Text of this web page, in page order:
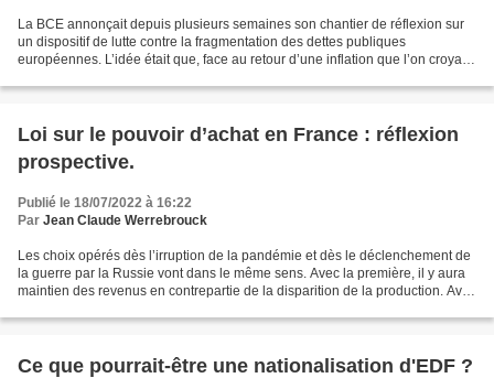
La BCE annonçait depuis plusieurs semaines son chantier de réflexion sur
un dispositif de lutte contre la fragmentation des dettes publiques
européennes. L’idée était que, face au retour d’une inflation que l’on croyait
Loi sur le pouvoir d’achat en France : réflexion
prospective.
Publié le 18/07/2022 à 16:22
Par Jean Claude Werrebrouck
Les choix opérés dès l’irruption de la pandémie et dès le déclenchement de
la guerre par la Russie vont dans le même sens. Avec la première, il y aura
maintien des revenus en contrepartie de la disparition de la production. Avec
Ce que pourrait-être une nationalisation d'EDF ?